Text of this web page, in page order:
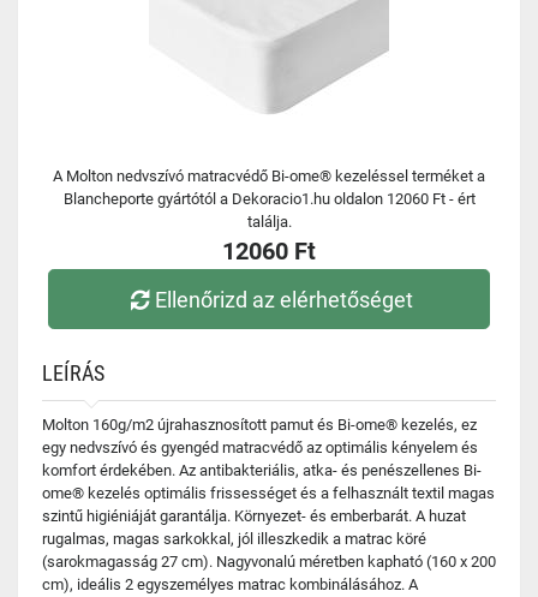
A Molton nedvszívó matracvédő Bi-ome® kezeléssel terméket a
Blancheporte gyártótól a Dekoracio1.hu oldalon 12060 Ft - ért
találja.
12060 Ft
Ellenőrizd az elérhetőséget
LEÍRÁS
Molton 160g/m2 újrahasznosított pamut és Bi-ome® kezelés, ez
egy nedvszívó és gyengéd matracvédő az optimális kényelem és
komfort érdekében. Az antibakteriális, atka- és penészellenes Bi-
ome® kezelés optimális frissességet és a felhasznált textil magas
szintű higiéniáját garantálja. Környezet- és emberbarát. A huzat
rugalmas, magas sarkokkal, jól illeszkedik a matrac köré
(sarokmagasság 27 cm). Nagyvonalú méretben kapható (160 x 200
cm), ideális 2 egyszemélyes matrac kombinálásához. A